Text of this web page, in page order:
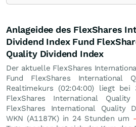
Anlageidee des FlexShares
Dividend Index Fund
Quality Dividend Index
Der aktuelle FlexShares
Fund FlexShares International
Realtimekurs (02:04:00) liegt bei
FlexShares International
FlexShares International Quality
WKN (A1187K) in 24 Stunden um